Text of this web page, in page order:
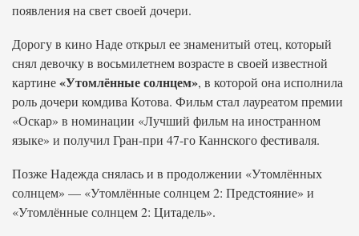
появления на свет своей дочери.
Дорогу в кино Наде открыл ее знаменитый отец, который
снял девочку в восьмилетнем возрасте в своей известной
картине«Утомлённые солнцем», в которой она исполнила
роль дочери комдива Котова. Фильм стал лауреатом премии
«Оскар» в номинации «Лучший фильм на иностранном
языке» и получил Гран-при 47-го Каннского фестиваля.
Позже Надежда снялась и в продолжении «Утомлённых
солнцем» — «Утомлённые солнцем 2: Предстояние» и
«Утомлённые солнцем 2: Цитадель».